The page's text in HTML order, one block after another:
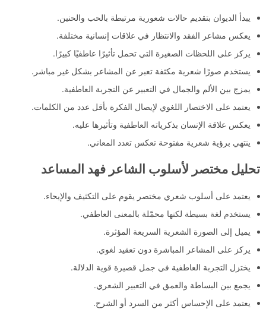
يبدأ الديوان بتقديم حالات شعورية مرتبطة بالحب والحنين.
يعكس مشاعر الفقد والانتظار في علاقات إنسانية مختلفة.
يركز على اللحظات الصغيرة التي تحمل تأثيرًا عاطفيًا كبيرًا.
يستخدم صورًا شعرية مكثفة تعبر عن المشاعر بشكل غير مباشر.
يمزج بين الألم والجمال في التعبير عن التجربة العاطفية.
يعتمد على الاختصار اللغوي لإيصال الفكرة بأقل عدد من الكلمات.
يعكس علاقة الإنسان بذكرياته العاطفية وتأثيرها عليه.
ينتهي برؤية شعرية مفتوحة تعكس تعدد المعاني.
تحليل مختصر لأسلوب الشاعر فهد المساعد
يعتمد على أسلوب شعري مختصر يقوم على التكثيف والإيحاء.
يستخدم لغة بسيطة لكنها محمّلة بالمعنى العاطفي.
يميل إلى الصورة الشعرية السريعة المؤثرة.
يركز على المشاعر المباشرة دون تعقيد لغوي.
يختزل التجربة العاطفية في جمل قصيرة قوية الدلالة.
يجمع بين البساطة والعمق في التعبير الشعري.
يعتمد على الإحساس أكثر من السرد أو الشرح.